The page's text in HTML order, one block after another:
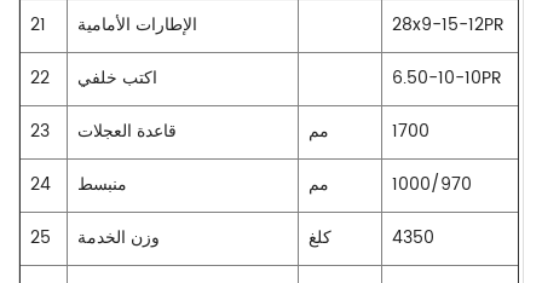
21
الإطارات الأمامية
28x9-15-12PR
22
اكتب خلفي
6.50-10-10PR
23
قاعدة العجلات مم
1700
24
منبسط مم
1000/970
25
وزن الخدمة كلغ 4350